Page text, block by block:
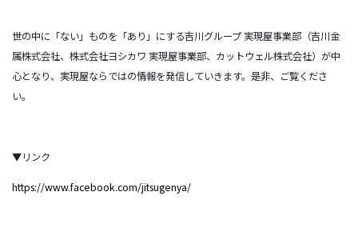
世の中に「ない」ものを「あり」にする吉川グループ 実現屋事業部（吉川金
属株式会社、株式会社ヨシカワ 実現屋事業部、カットウェル株式会社）が中
心となり、実現屋ならではの情報を発信していきます。是非、ご覧くださ
い。
▼リンク
https://www.facebook.com/jitsugenya/